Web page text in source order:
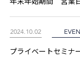
2024.10.02
プライベートセミナ